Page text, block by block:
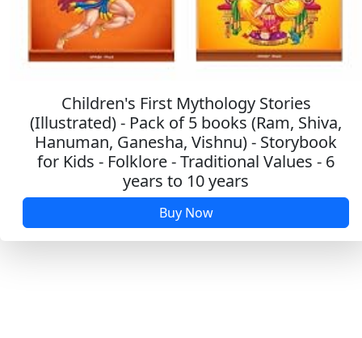
Children's First Mythology Stories
(Illustrated) - Pack of 5 books (Ram, Shiva,
Hanuman, Ganesha, Vishnu) - Storybook
for Kids - Folklore - Traditional Values - 6
years to 10 years
Buy Now